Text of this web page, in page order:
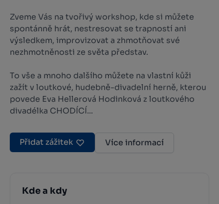
Zveme Vás na tvořivý workshop, kde si můžete
spontánně hrát, nestresovat se trapností ani
výsledkem, improvizovat a zhmotňovat své
nezhmotněnosti ze světa představ.
To vše a mnoho dalšího můžete na vlastní kůži
zažít v loutkové, hudebně-divadelní herně, kterou
povede Eva Hellerová Hodinková z loutkového
divadélka CHODÍCÍ...
Přidat zážitek Více informací
Kde a kdy